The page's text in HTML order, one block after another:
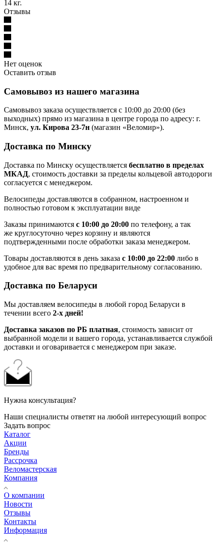
14 кг.
Отзывы
Нет оценок
Оставить отзыв
Самовывоз из нашего магазина
Самовывоз заказа осуществляется с 10:00 до 20:00 (без
выходных) прямо из магазина в центре города по адресу: г.
Минск, ул. Кирова 23-7н (магазин «Веломир»).
Доставка по Минску
Доставка по Минску осуществляется бесплатно в пределах
МКАД, стоимость доставки за пределы кольцевой автодороги
согласуется с менеджером.
Велосипеды доставляются в собранном, настроенном и
полностью готовом к эксплуатации виде
Заказы принимаются с 10:00 до 20:00 по телефону, а так
же круглосуточно через корзину и являются
подтвержденными после обработки заказа менеджером.
Товары доставляются в день заказа с 10:00 до 22:00 либо в
удобное для вас время по предварительному согласованию.
Доставка по Беларуси
Мы доставляем велосипеды в любой город Беларуси в
течении всего 2-х дней!
Доставка заказов по РБ платная, стоимость зависит от
выбранной модели и вашего города, устанавливается службой
доставки и оговаривается с менеджером при заказе.
Нужна консультация?
Наши специалисты ответят на любой интересующий вопрос
Задать вопрос
Каталог
Акции
Бренды
Рассрочка
Веломастерская
Компания
О компании
Новости
Отзывы
Контакты
Информация